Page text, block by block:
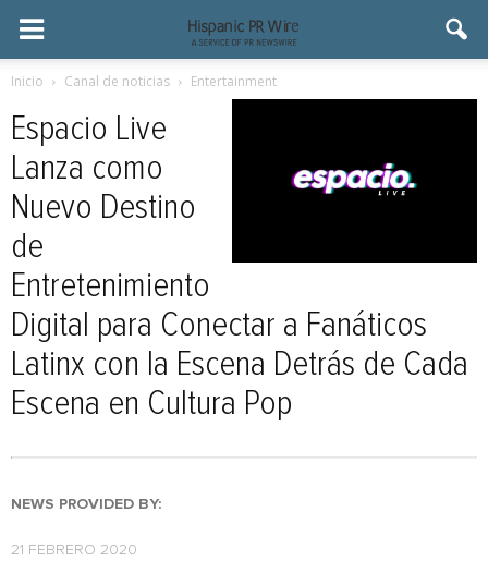
Inicio Canal de noticias Entertainment
Espacio Live
Lanza como
Nuevo Destino
de
Entretenimiento
Digital para Conectar a Fanáticos
Latinx con la Escena Detrás de Cada
Escena en Cultura Pop
NEWS PROVIDED BY:
21 FEBRERO 2020